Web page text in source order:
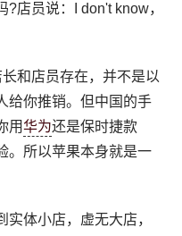
店员说：I don't know，
和店员存在，并不是以
给你推销。但中国的手
用华为还是保时捷款
。所以苹果本身就是一
体小店，虚无大店，